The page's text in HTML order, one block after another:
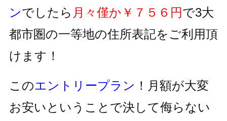
ンでしたら 月々僅か￥７５６円で3大
都市圏の一等地の住所表記をご利用頂
けます！
このエントリープラン ！月額が大変
お安いということで決して侮らない